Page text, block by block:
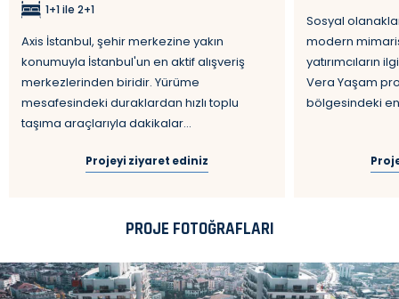
1+1 ile 2+1
Axis İstanbul, şehir merkezine yakın
konumuyla İstanbul'un en aktif alışveriş
merkezlerinden biridir. Yürüme
mesafesindeki duraklardan hızlı toplu
taşıma araçlarıyla dakikalar...
Projeyi ziyaret ediniz
Sosyal
modern
yatırımcıların
Vera Yaşam
bölgesindeki
PROJE FOTOĞRAFLARI